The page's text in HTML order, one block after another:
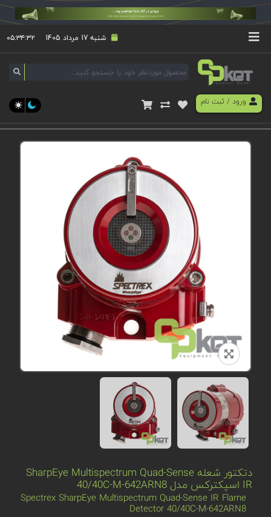
شنبه 17 مرداد 1405 ۰۵:۳۴:۳۲
ورود/ ثبت نام
دتکتور شعله SharpEye Multispectrum Quad-Sense
IR اسپکترکس مدل 40/40C-M-642ARN8
Spectrex SharpEye Multispectrum Quad-Sense IR Flame
Detector 40/40C-M-642ARN8